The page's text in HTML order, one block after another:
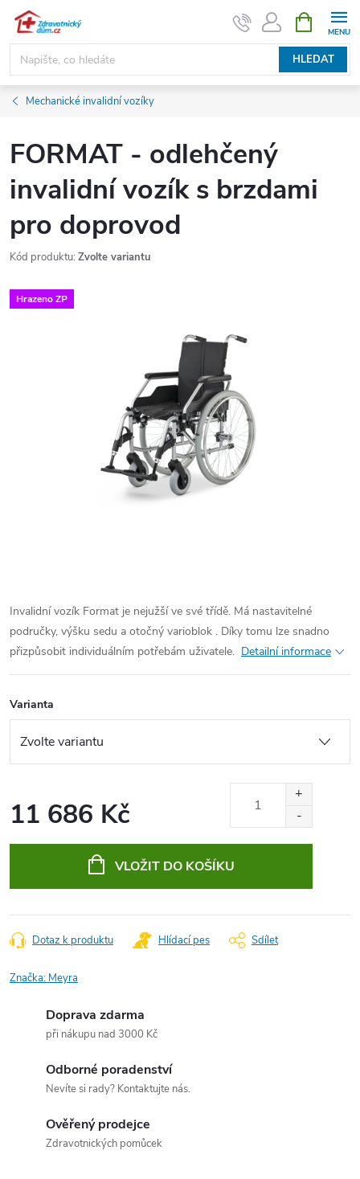
Přejít
obsah
HLEDAT
NÁKUPNÍ
KOŠÍK
Mechanické invalidní vozíky
FORMAT - odlehčený
invalidní vozík s brzdami
pro doprovod
Kód produktu: Zvolte variantu
Hrazeno ZP
Invalidní vozík Format je nejužší ve své třídě. Má nastavitelné
područky, výšku sedu a otočný varioblok . Díky tomu lze snadno
přizpůsobit individuálním potřebám uživatele. Detailní informace
Varianta
11 686 Kč
VLOŽIT DO KOŠÍKU
Dotaz k produktu Hlídací pes Sdílet
Značka: Meyra
Doprava zdarma
při nákupu nad 3000 Kč
Odborné poradenství
Nevíte si rady? Kontaktujte nás.
Ověřený prodejce
Zdravotnických pomůcek